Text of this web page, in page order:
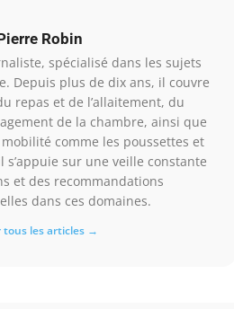
Robin
spécialisé dans les sujets
Depuis plus de dix ans, il couvre
repas et de l’allaitement, du
de la chambre, ainsi que
comme les poussettes et
s’appuie sur une veille constante
et des recommandations
dans ces domaines.
tous les articles →